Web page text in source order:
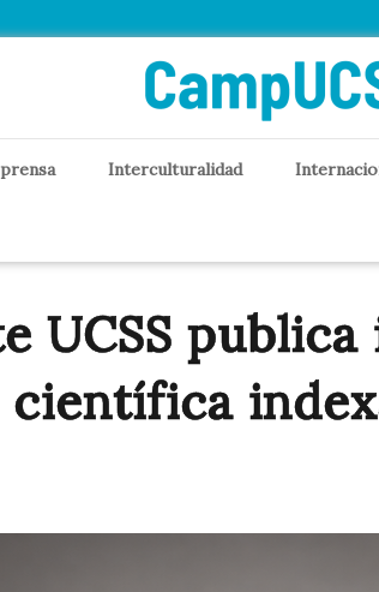
Interculturalidad
UCSS